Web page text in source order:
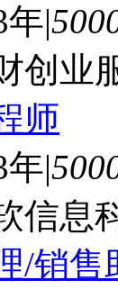
年|
创业
师
年|
信息
/销售